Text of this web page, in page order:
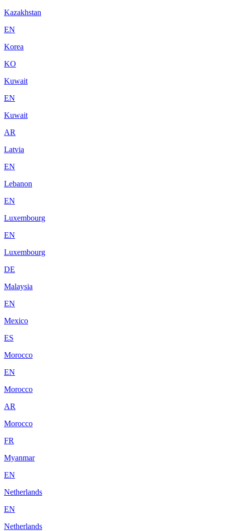
Kazakhstan
EN
Korea
KO
Kuwait
EN
Kuwait
AR
Latvia
EN
Lebanon
EN
Luxembourg
EN
Luxembourg
DE
Malaysia
EN
Mexico
ES
Morocco
EN
Morocco
AR
Morocco
FR
Myanmar
EN
Netherlands
EN
Netherlands